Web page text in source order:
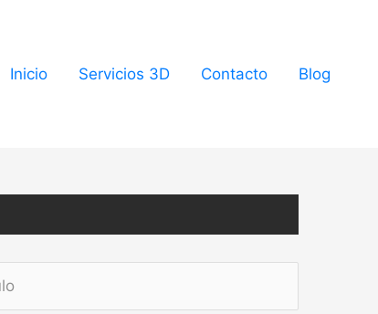
Inicio Servicios 3D Contacto Blog